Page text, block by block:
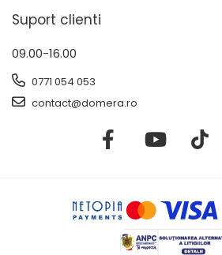
Suport clienti
09.00-16.00
0771 054 053
contact@domera.ro